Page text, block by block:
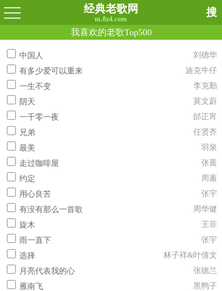
经典老歌网
m.8z4.com
搜
我喜欢的老歌Top500
中国人
刘德华
有多少爱可以重来
迪克牛仔
一生不变
李克勤
阴天
莫文蔚
一千零一夜
邰正宵
兄弟
任贤齐
最美
羽泉
走过咖啡屋
张蔷
约定
周蕙
用心良苦
张宇
有没有那么一首歌
周华健
旋木
王菲
雨一直下
张宇
选择
林子祥&叶倩文
月亮代表我的心
张德兰
雁南飞
黑鸭子